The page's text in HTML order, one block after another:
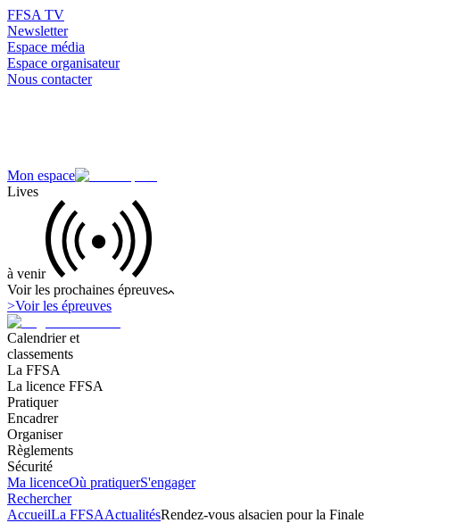
FFSA TV
Newsletter
Espace média
Espace organisateur
Nous contacter
Mon espace
Lives
à venir
Voir les prochaines épreuves
>Voir les épreuves
Calendrier et
classements
La FFSA
La licence FFSA
Pratiquer
Encadrer
Organiser
Règlements
Sécurité
Ma licenceOù pratiquerS'engager
Rechercher
AccueilLa FFSAActualitésRendez-vous alsacien pour la Finale